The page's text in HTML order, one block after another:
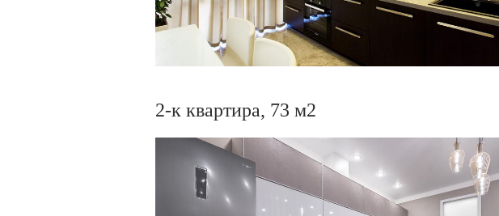
2-к квартира, 73 м2